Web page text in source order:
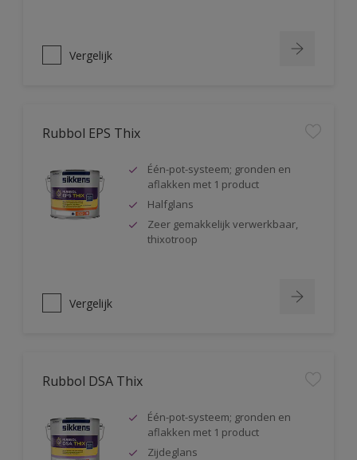
Vergelijk
Rubbol EPS Thix
Één-pot-systeem; gronden en
aflakken met 1 product
Halfglans
Zeer gemakkelijk verwerkbaar,
thixotroop
Vergelijk
Rubbol DSA Thix
Één-pot-systeem; gronden en
aflakken met 1 product
Zijdeglans